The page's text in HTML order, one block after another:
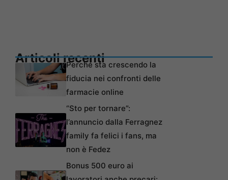
Articoli recentiPerché sta crescendo la
fiducia nei confronti delle
farmacie online
“Sto per tornare”:
l’annuncio dalla Ferragnez
family fa felici i fans, ma
non è Fedez
Bonus 500 euro ai